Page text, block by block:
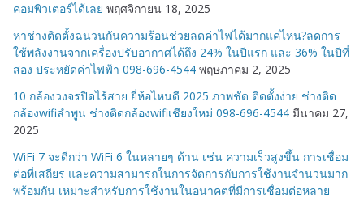
คอมพิวเตอร์ได้เลย พฤศจิกายน 18, 2025
หาช่างติดตั้งฉนวนกันความร้อนช่วยลดค่าไฟได้มากแค่ไหน?ลดการ
ใช้พลังงานจากเครื่องปรับอากาศได้ถึง 24% ในปีแรก และ 36% ในปีที่
สอง ประหยัดค่าไฟฟ้า 098-696-4544 พฤษภาคม 2, 2025
10 กล้องวงจรปิดไร้สาย ยี่ห้อไหนดี 2025 ภาพชัด ติดตั้งง่าย ช่างติด
กล้องwifiลำพูน ช่างติดกล้องwifiเชียงใหม่ 098-696-4544 มีนาคม 27,
2025
WiFi 7 จะดีกว่า WiFi 6 ในหลายๆ ด้าน เช่น ความเร็วสูงขึ้น การเชื่อม
ต่อที่เสถียร และความสามารถในการจัดการกับการใช้งานจำนวนมาก
พร้อมกัน เหมาะสำหรับการใช้งานในอนาคตที่มีการเชื่อมต่อหลาย